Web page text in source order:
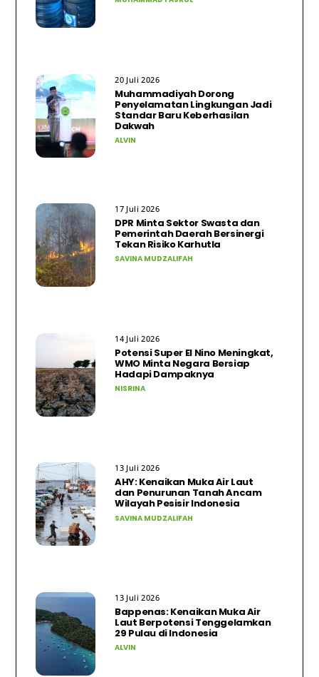
20 Juli 2026
Muhammadiyah Dorong
Penyelamatan Lingkungan Jadi
Standar Baru Keberhasilan
Dakwah
ALVIN
17 Juli 2026
DPR Minta Sektor Swasta dan
Pemerintah Daerah Bersinergi
Tekan Risiko Karhutla
SAVINA MUDZALIFAH
14 Juli 2026
Potensi Super El Nino Meningkat,
WMO Minta Negara Bersiap
Hadapi Dampaknya
NISRINA
13 Juli 2026
AHY: Kenaikan Muka Air Laut
dan Penurunan Tanah Ancam
Wilayah Pesisir Indonesia
SAVINA MUDZALIFAH
13 Juli 2026
Bappenas: Kenaikan Muka Air
Laut Berpotensi Tenggelamkan
29 Pulau di Indonesia
ALVIN